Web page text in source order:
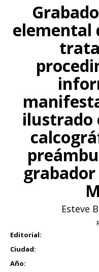
elemental
ilustrado
Esteve
Editorial:
Ciudad:
Año: